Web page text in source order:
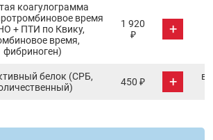
коагулограмма
время
+ ПТИ по Квику,
время,
фибриноген)
1 920
₽
+
белок (СРБ,
450 ₽ + в